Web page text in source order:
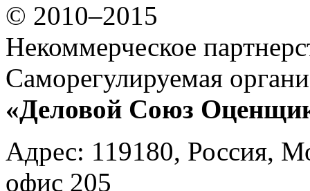
© 2010–2015
Некоммерческое
Саморегулируемая
«Деловой Союз
Адрес: 119180, Россия,
офис 205